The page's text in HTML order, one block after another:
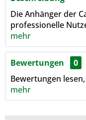
Die Anhänger der
professionelle
mehr
Bewertungen
0
Bewertungen
mehr